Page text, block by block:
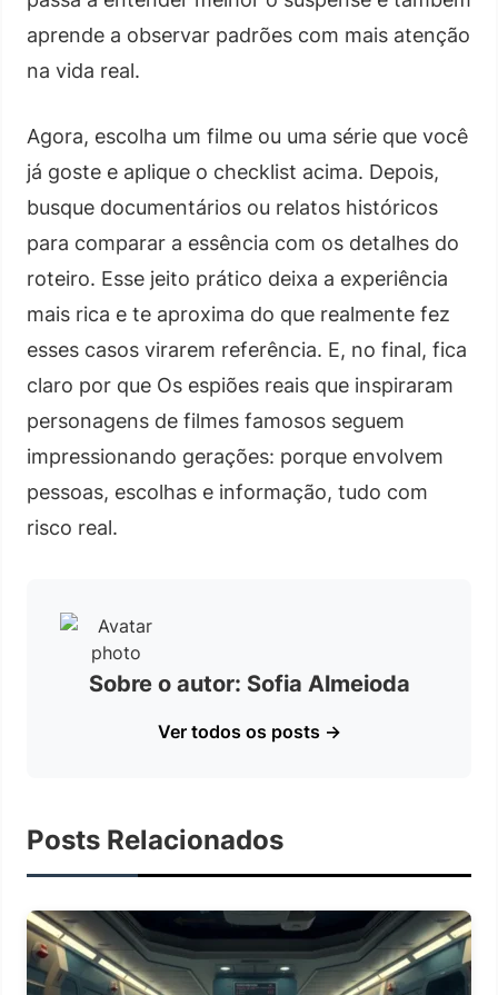
aprende a observar padrões com mais atenção
na vida real.
Agora, escolha um filme ou uma série que você
já goste e aplique o checklist acima. Depois,
busque documentários ou relatos históricos
para comparar a essência com os detalhes do
roteiro. Esse jeito prático deixa a experiência
mais rica e te aproxima do que realmente fez
esses casos virarem referência. E, no final, fica
claro por que Os espiões reais que inspiraram
personagens de filmes famosos seguem
impressionando gerações: porque envolvem
pessoas, escolhas e informação, tudo com
risco real.
Sobre o autor: Sofia Almeioda
Ver todos os posts →
Posts Relacionados